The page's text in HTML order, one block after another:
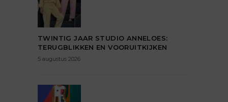
TWINTIG JAAR STUDIO ANNELOES:
TERUGBLIKKEN EN VOORUITKIJKEN
5 augustus 2026